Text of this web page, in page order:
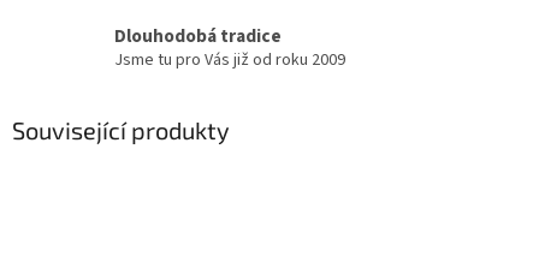
Dlouhodobá tradice
Jsme tu pro Vás již od roku 2009
Související produkty